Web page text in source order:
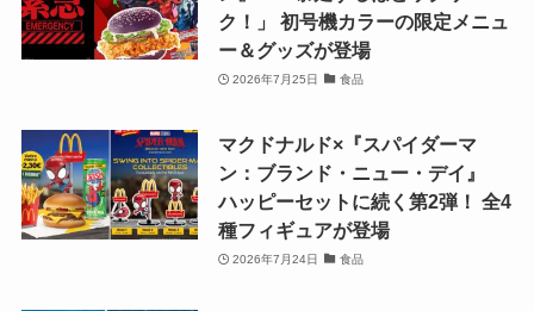
ク！」 初号機カラーの限定メニュ
ー＆グッズが登場
2026年7月25日 食品
マクドナルド×『スパイダーマ
ン：ブランド・ニュー・デイ』
ハッピーセットに続く第2弾！ 全4
種フィギュアが登場
2026年7月24日 食品